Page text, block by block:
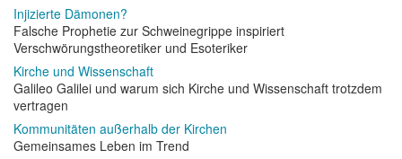
Injizierte Dämonen?
Falsche Prophetie zur Schweinegrippe inspiriert
Verschwörungstheoretiker und Esoteriker
Kirche und Wissenschaft
Galileo Galilei und warum sich Kirche und Wissenschaft trotzdem
vertragen
Kommunitäten außerhalb der Kirchen
Gemeinsames Leben im Trend